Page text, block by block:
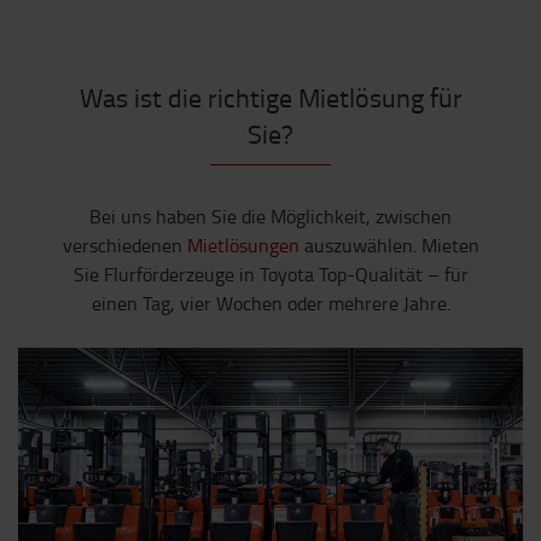
Was ist die richtige Mietlösung für
Sie?
Bei uns haben Sie die Möglichkeit, zwischen
verschiedenen Mietlösungen auszuwählen. Mieten
Sie Flurförderzeuge in Toyota Top-Qualität – für
einen Tag, vier Wochen oder mehrere Jahre.